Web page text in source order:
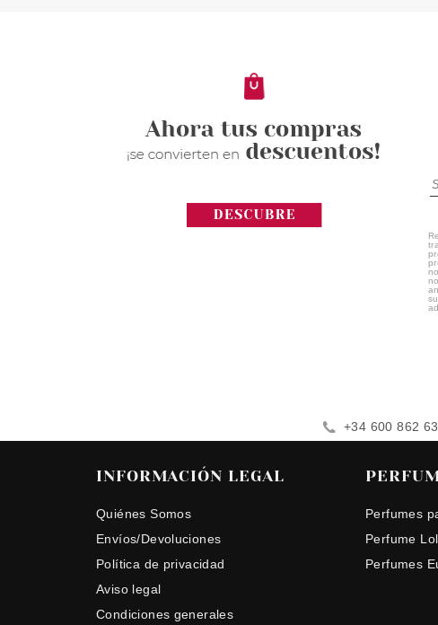
+34 600 862
INFORMACIÓN LEGAL
Quiénes Somos
Envíos/Devoluciones
Política de privacidad
Aviso legal
Condiciones generales
Perfumes
Perfume
Perfumes